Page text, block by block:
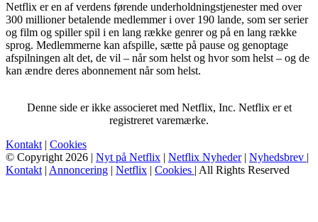
Netflix er en af verdens førende underholdningstjenester med over
300 millioner betalende medlemmer i over 190 lande, som ser serier
og film og spiller spil i en lang række genrer og på en lang række
sprog. Medlemmerne kan afspille, sætte på pause og genoptage
afspilningen alt det, de vil – når som helst og hvor som helst – og de
kan ændre deres abonnement når som helst.
Denne side er ikke associeret med Netflix, Inc. Netflix er et
registreret varemærke.
Kontakt | Cookies
© Copyright 2026 | Nyt på Netflix | Netflix Nyheder| Nyhedsbrev |
Kontakt | Annoncering | Netflix | Cookies | All Rights Reserved